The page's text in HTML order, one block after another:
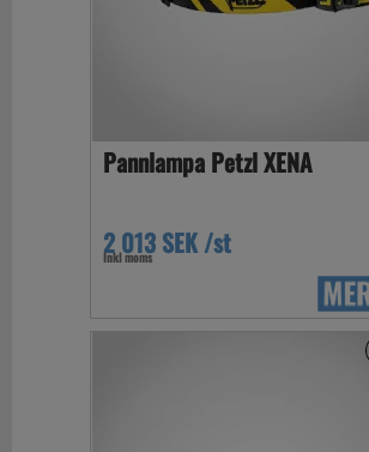
Pannlampa Petzl XENA
2 013 SEK /st
Inkl moms